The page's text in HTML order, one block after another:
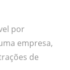
por
empresa,
de